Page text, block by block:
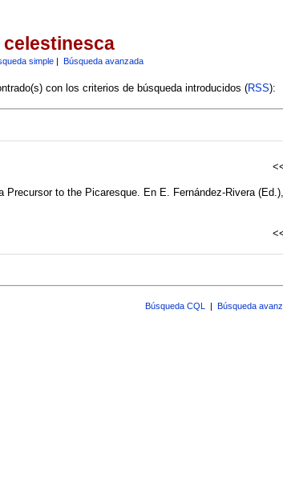
simple| Búsqueda avanzada
con los criterios de búsqueda introducidos (RSS):
Precursor to the Picaresque. En E. Fernández-Rivera (Ed.),
Búsqueda CQL | Búsqueda